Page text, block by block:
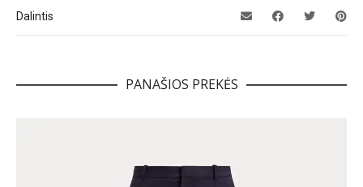
Dalintis
PANAŠIOS PREKĖS